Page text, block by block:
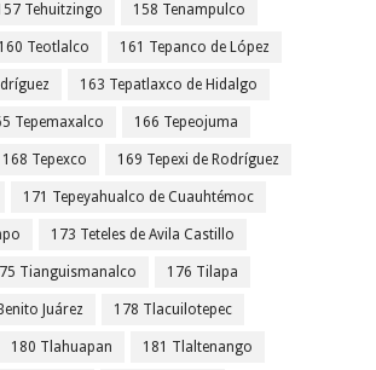
Tehuitzingo 158 Tenampulco
160 Teotlalco 161 Tepanco de López
163 Tepatlaxco de Hidalgo
Tepemaxalco 166 Tepeojuma
168 Tepexco 169 Tepexi de Rodríguez
171 Tepeyahualco de Cuauhtémoc
173 Teteles de Avila Castillo
Tianguismanalco 176 Tilapa
Juárez 178 Tlacuilotepec
180 Tlahuapan 181 Tlaltenango